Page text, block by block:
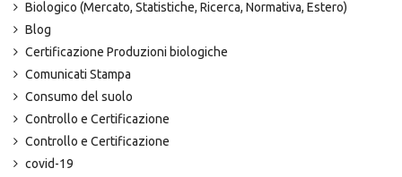
Biologico (Mercato, Statistiche, Ricerca, Normativa, Estero)
Blog
Certificazione Produzioni biologiche
Comunicati Stampa
Consumo del suolo
Controllo e Certificazione
Controllo e Certificazione
covid-19